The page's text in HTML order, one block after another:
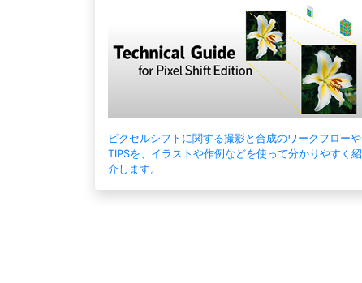
ピクセルシフトに関する撮影と合成のワークフローや
TIPSを、イラストや作例などを使って分かりやすく紹
介します。